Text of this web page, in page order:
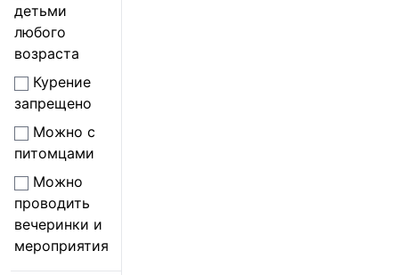
детьми
любого
возраста
Курение
запрещено
Можно с
питомцами
Можно
проводить
вечеринки и
мероприятия